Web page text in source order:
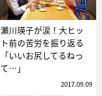
瀬川瑛子が涙！大ヒッ
ト前の苦労を振り返る
「いいお尻してるねっ
て…」
2017.09.09